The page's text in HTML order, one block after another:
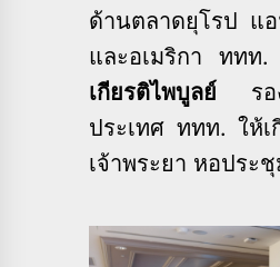
ด้านตลาดยุโรป แ
และอเมริกา ททท
เกียรติไพบูลย์ รอง
ประเทศ ททท. ให้
เจ้าพระยา หอประ